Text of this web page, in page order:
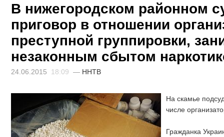
В нижегородском районном
приговор в отношении
преступной группировки,
незаконным сбытом
24.06.2015 18:09 — ННТВ
На скамье
числе
Гражданка